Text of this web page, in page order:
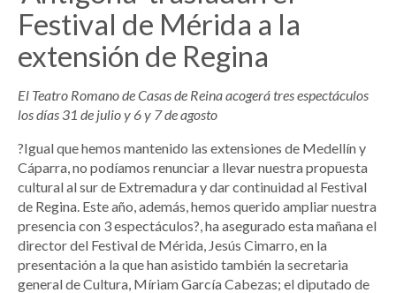
Festival de Mérida a la
extensión de Regina
El Teatro Romano de Casas de Reina acogerá tres espectáculos
los días 31 de julio y 6 y 7 de agosto
?Igual que hemos mantenido las extensiones de Medellín y
Cáparra, no podíamos renunciar a llevar nuestra propuesta
cultural al sur de Extremadura y dar continuidad al Festival
de Regina. Este año, además, hemos querido ampliar nuestra
presencia con 3 espectáculos?, ha asegurado esta mañana el
director del Festival de Mérida, Jesús Cimarro, en la
presentación a la que han asistido también la secretaria
general de Cultura, Míriam García Cabezas; el diputado de